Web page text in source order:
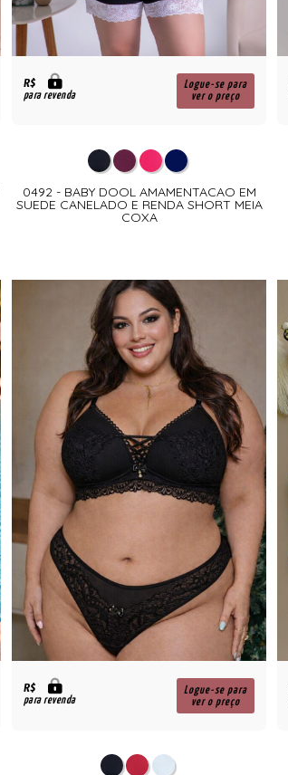
R$
para revenda
Logue-se para
ver o preço
0492 - BABY DOOL AMAMENTACAO EM
SUEDE CANELADO E RENDA SHORT MEIA
COXA
R$
para revenda
Logue-se para
ver o preço